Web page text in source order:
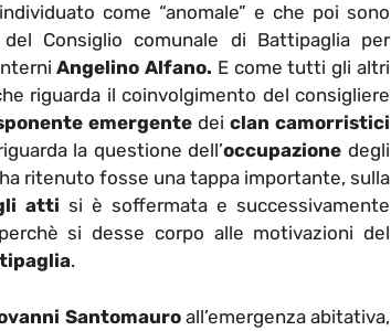
come “anomale” e che poi sono
Consiglio comunale di Battipaglia per
Angelino Alfano. E come tutti gli altri
riguarda il coinvolgimento del consigliere
emergente deiclan camorristici
la questione dell’occupazione degli
ritenuto fosse una tappa importante, sulla
atti si è soffermata e successivamente
si desse corpo alle motivazioni del
.
Santomauroall’emergenza abitativa,